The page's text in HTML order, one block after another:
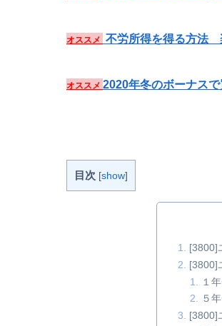
オススメ 不労所得を得る方法
オススメ 2020年冬のボーナス
目次 [show]
[3800]
[3800]
１
５
[3800]